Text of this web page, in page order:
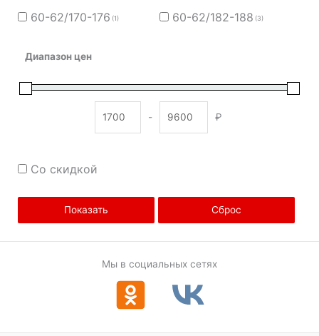
60-62/170-176 (1) 60-62/182-188 (3)
Диапазон цен
-
₽
Со скидкой
Показать Сброс
Мы в социальных сетях